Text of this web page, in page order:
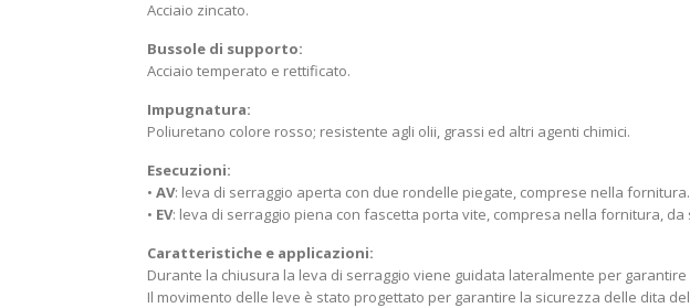
Acciaio zincato.
Bussole di supporto:
Acciaio temperato e rettificato.
Impugnatura:
Poliuretano colore rosso; resistente agli olii, grassi ed altri agenti chimici.
Esecuzioni:
• AV: leva di serraggio aperta con due rondelle piegate, comprese nella fornitura.
• EV: leva di serraggio piena con fascetta porta vite, compresa nella fornitura,
Caratteristiche e applicazioni:
Durante la chiusura la leva di serraggio viene guidata lateralmente per
Il movimento delle leve è stato progettato per garantire la sicurezza delle dita